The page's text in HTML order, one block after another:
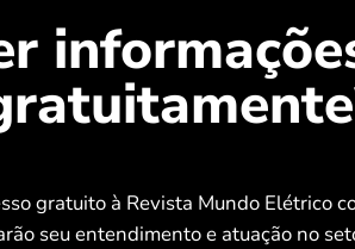
gratuito à Revista Mundo Elétrico
seu entendimento e atuação no